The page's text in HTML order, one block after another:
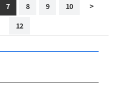
7 8 9 10
>
12